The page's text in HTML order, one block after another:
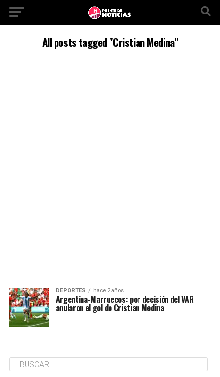
All posts tagged "Cristian Medina"
DEPORTES hace 2 años
Argentina-Marruecos: por decisión del VAR
anularon el gol de Cristian Medina